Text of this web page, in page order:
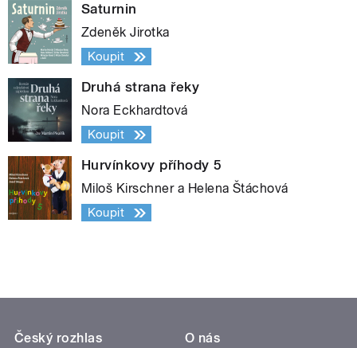
Saturnin
Zdeněk Jirotka
Koupit
Druhá strana řeky
Nora Eckhardtová
Koupit
Hurvínkovy příhody 5
Miloš Kirschner a Helena Štáchová
Koupit
Český rozhlas
O nás